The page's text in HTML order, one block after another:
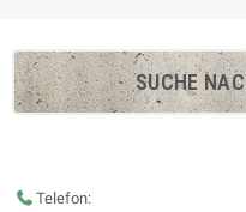
SUCHE
Telefon: